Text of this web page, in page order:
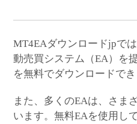
MT4EAダウンロードjpで
動売買システム（EA）を
を無料でダウンロードでき
また、多くのEAは、さま
います。無料EAを使用し